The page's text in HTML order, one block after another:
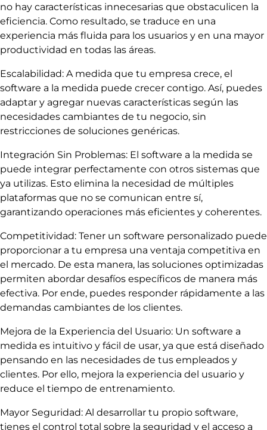
no hay características innecesarias que obstaculicen la
eficiencia. Como resultado, se traduce en una
experiencia más fluida para los usuarios y en una mayor
productividad en todas las áreas.
Escalabilidad: A medida que tu empresa crece, el
software a la medida puede crecer contigo. Así, puedes
adaptar y agregar nuevas características según las
necesidades cambiantes de tu negocio, sin
restricciones de soluciones genéricas.
Integración Sin Problemas: El software a la medida se
puede integrar perfectamente con otros sistemas que
ya utilizas. Esto elimina la necesidad de múltiples
plataformas que no se comunican entre sí,
garantizando operaciones más eficientes y coherentes.
Competitividad: Tener un software personalizado puede
proporcionar a tu empresa una ventaja competitiva en
el mercado. De esta manera, las soluciones optimizadas
permiten abordar desafíos específicos de manera más
efectiva. Por ende, puedes responder rápidamente a las
demandas cambiantes de los clientes.
Mejora de la Experiencia del Usuario: Un software a
medida es intuitivo y fácil de usar, ya que está diseñado
pensando en las necesidades de tus empleados y
clientes. Por ello, mejora la experiencia del usuario y
reduce el tiempo de entrenamiento.
Mayor Seguridad: Al desarrollar tu propio software,
tienes el control total sobre la seguridad y el acceso a